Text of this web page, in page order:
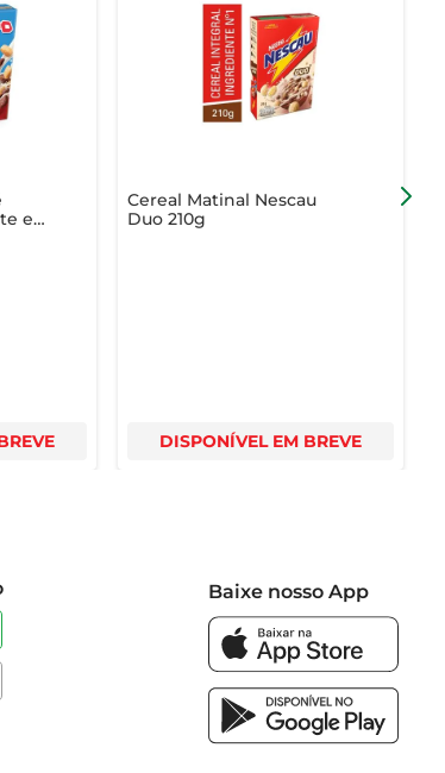
e
Cereal Matinal Nescau
Duo 210g
DISPONÍVEL EM BREVE
Baixe nosso App